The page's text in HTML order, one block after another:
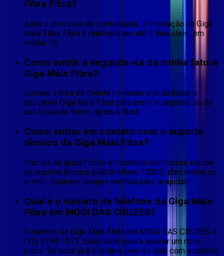
Fibra Fibra?
Após o processo de contratação, a instalação da Giga
Mais Fibra Fibra é realizada em até 5 dias úteis, em
média. 🚀
Como emitir a segunda via da minha fatura
Giga Mais Fibra?
Acesse a área do cliente no nosso site ou baixe o
aplicativo Giga Mais Fibra para emitir a segunda via da
sua fatura de forma rápida e fácil.
Como entrar em contato com o suporte
técnico da Giga Mais Fibra?
Precisa de ajuda? Entre em contato com nossa equipe
de suporte técnico pelo telefone 10353, chat online ou
e-mail. Estamos sempre prontos para te ajudar!
Qual é o número de telefone da Giga Mais
Fibra em MOGI DAS CRUZES?
O número da Giga Mais Fibra em MOGI DAS CRUZES é
(12) 3199-1077, caso você queira assinar um novo
plano. Se você já é cliente e precisa falar com a central